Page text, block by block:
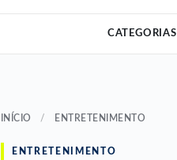
CATEGORIAS
INÍCIO / ENTRETENIMENTO
ENTRETENIMENTO